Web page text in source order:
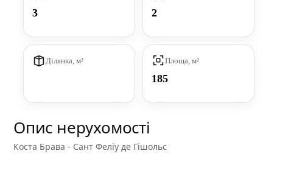
3 2
Ділянка, м² Площа, м²
185
Опис нерухомості
Коста Брава - Сант Феліу де Гішольс